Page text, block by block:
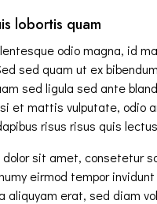
lobortis quam
odio magna, id
sed quam ut ex
sed ligula sed ante
et mattis vulputate, odio
risus risus quis
dolor sit amet, consetetur
eirmod tempor
aliquyam erat, sed diam